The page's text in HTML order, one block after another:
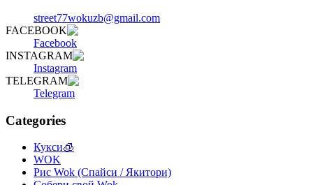
street77wokuzb@gmail.com
FACEBOOK
Facebook
INSTAGRAM
Instagram
TELEGRAM
Telegram
Categories
Кукси🧊
WOK
Рис Wok (Спайси / Якитори)